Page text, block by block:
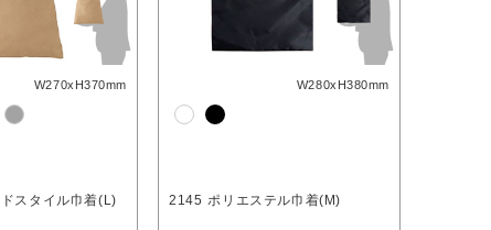
W270xH370mm
スタイル巾着(L)
W280xH380mm
2145 ポリエステル巾着(M)